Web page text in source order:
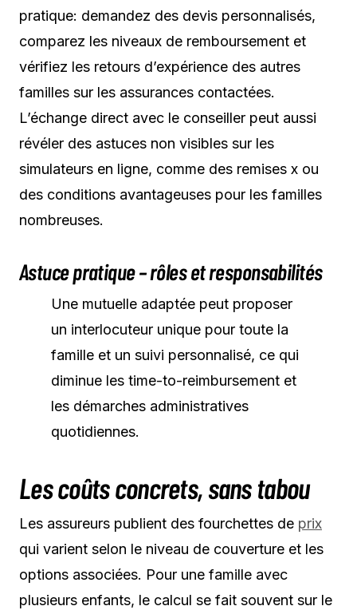
pratique: demandez des devis personnalisés,
comparez les niveaux de remboursement et
vérifiez les retours d’expérience des autres
familles sur les assurances contactées.
L’échange direct avec le conseiller peut aussi
révéler des astuces non visibles sur les
simulateurs en ligne, comme des remises x ou
des conditions avantageuses pour les familles
nombreuses.
Astuce pratique – rôles et responsabilités
Une mutuelle adaptée peut proposer
un interlocuteur unique pour toute la
famille et un suivi personnalisé, ce qui
diminue les time-to-reimbursement et
les démarches administratives
quotidiennes.
Les coûts concrets, sans tabou
Les assureurs publient des fourchettes de prix
qui varient selon le niveau de couverture et les
options associées. Pour une famille avec
plusieurs enfants, le calcul se fait souvent sur le